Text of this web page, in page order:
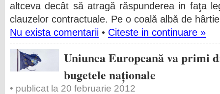
altceva decât să atragă răspunderea in faţa
clauzelor contractuale. Pe o coală albă de
Nu exista comentarii • Citeste in continuare »
Uniunea Europeană va primi
bugetele naționale
• publicat la 20 februarie 2012